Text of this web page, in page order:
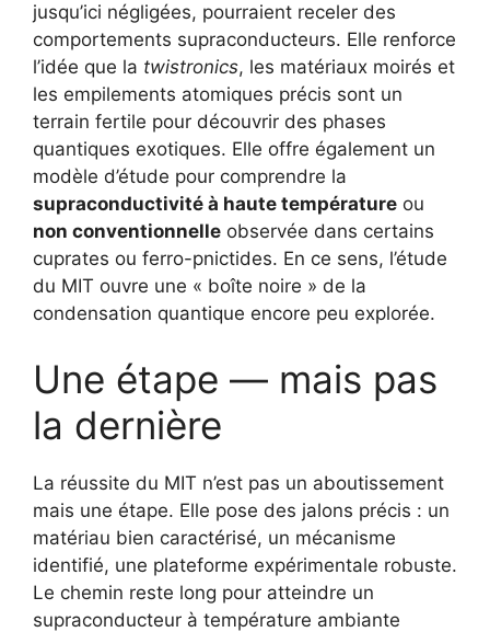
jusqu’ici négligées, pourraient receler des
comportements supraconducteurs. Elle renforce
l’idée que la twistronics, les matériaux moirés et
les empilements atomiques précis sont un
terrain fertile pour découvrir des phases
quantiques exotiques. Elle offre également un
modèle d’étude pour comprendre la
supraconductivité à haute température ou
non conventionnelle observée dans certains
cuprates ou ferro-pnictides. En ce sens, l’étude
du MIT ouvre une « boîte noire » de la
condensation quantique encore peu explorée.
Une étape — mais pas
la dernière
La réussite du MIT n’est pas un aboutissement
mais une étape. Elle pose des jalons précis : un
matériau bien caractérisé, un mécanisme
identifié, une plateforme expérimentale robuste.
Le chemin reste long pour atteindre un
supraconducteur à température ambiante